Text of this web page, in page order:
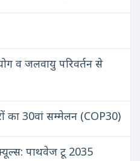
व जलवायु परिवर्तन से
का 30वां सम्मेलन (COP30)
पाथवेज टू 2035